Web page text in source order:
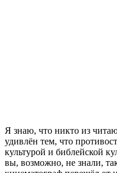
Я знаю, что никто из
удивлён тем, что
культурой и библейской
вы, возможно, не знали,